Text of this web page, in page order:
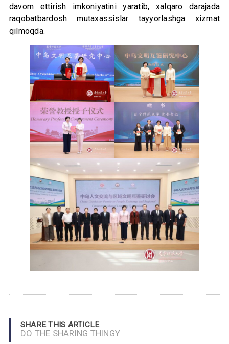
davom ettirish imkoniyatini yaratib, xalqaro darajada
raqobatbardosh mutaxassislar tayyorlashga xizmat
qilmoqda.
SHARE THIS ARTICLE
DO THE SHARING THINGY